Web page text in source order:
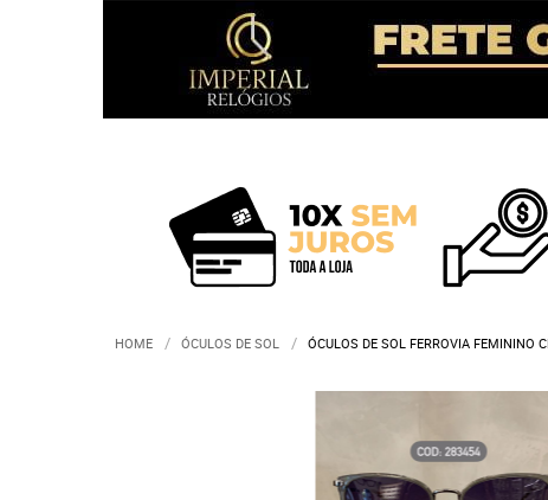
HOME ÓCULOS DE SOL ÓCULOS DE SOL FERROVIA FEMININO